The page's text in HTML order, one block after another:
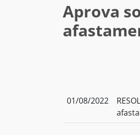
Aprova
01/08/2022